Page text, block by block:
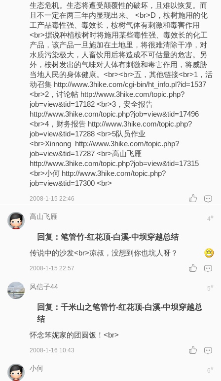
生态危机。生态将遭受颠覆性的破坏，且难以恢复。而
且不一定在两三年内显现出来。 <br>D，桉树施用的化
工产品毒性强、毒效长，桉树气体有刺激和毒害作用
<br>据说种植桉树时将施用某些毒性强、毒效长的化工
产品，该产品一旦施加在土地里，将很难清除干净，对
水质污染极大，人畜饮用后将造成不可估量的危害。另
外，桉树发出的气味对人体有刺激和毒害作用，将威胁
当地人民的身体健康。<br><br>五，其他链接<br>1，活
动召集 http://www.3hike.com/cgi-bin/ht_info.pl?id=1537
<br>2，讨论帖 http://www.3hike.com/topic.php?
job=view&tid=17182 <br>3，安全报告
http://www.3hike.com/topic.php?job=view&tid=17496
<br>4，财务报告 http://www.3hike.com/topic.php?
job=view&tid=17288 <br>5队员作业
<br>Xinnong http://www.3hike.com/topic.php?
job=view&tid=17287 <br>高山飞雁
http://www.3hike.com/topic.php?job=view&tid=17315
<br>小何 http://www.3hike.com/topic.php?
job=view&tid=17300 <br>
2008-1-15 22:46
高山飞雁 4#
回复：笔管竹-红花顶-白溪-中坝穿越总结
传说中的沙发<br>凉叔，没想到你也坑人呀？
2008-1-15 22:57
风信子44 5#
回复：千米山之笔管竹-红花顶-白溪-中坝穿越总
结
怀念笨妮家的团圆饭！<br>
2008-1-16 10:43
小何 6#